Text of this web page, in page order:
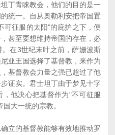
青睐教会，他们的目的是一
统一。自从奥勒利安把帝国置
可征服的太阳"的庇护之下，便
甚至要想维持帝国的存在，必
在3世纪末叶之前，萨姗波斯
亚王国选择了基督教，来作为
基督教会力量之强已超过了他
证实。君士坦丁由于梦见十字
他决心把基督作为"不可征服
大一统的宗教。
的基督教能够有效地推动罗